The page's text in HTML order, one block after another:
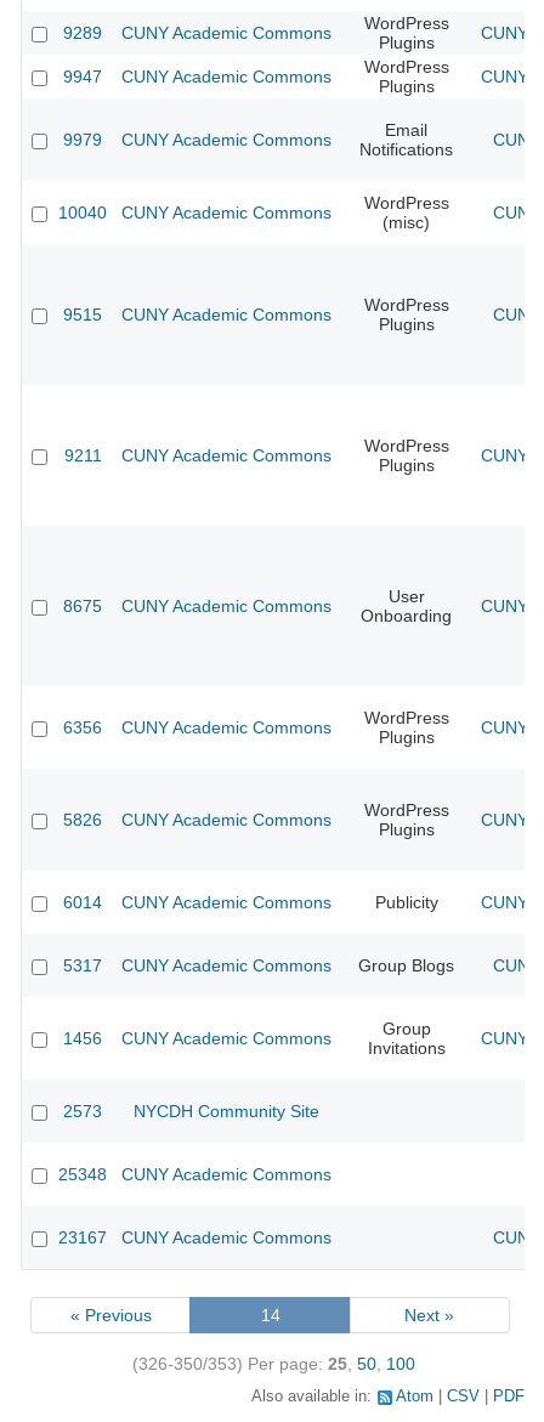
9289 CUNY Academic Commons
WordPress
Plugins
CUNY
9947 CUNY Academic Commons
WordPress
Plugins
CUNY
9979 CUNY Academic Commons
Email
Notifications
10040 CUNY Academic Commons
WordPress
(misc)
9515 CUNY Academic Commons
WordPress
Plugins
9211 CUNY Academic Commons
WordPress
Plugins
CUNY
8675 CUNY Academic Commons
User
Onboarding
CUNY
6356 CUNY Academic Commons
WordPress
Plugins
CUNY
5826 CUNY Academic Commons
WordPress
Plugins
CUNY
6014 CUNY Academic Commons Publicity CUNY
5317 CUNY Academic Commons Group Blogs
1456 CUNY Academic Commons
Group
Invitations
CUNY
2573 NYCDH Community Site
25348 CUNY Academic Commons
23167 CUNY Academic Commons
« Previous 14 Next »
(326-350/353) Per page: 25 50 100
Also available in: Atom CSV PDF